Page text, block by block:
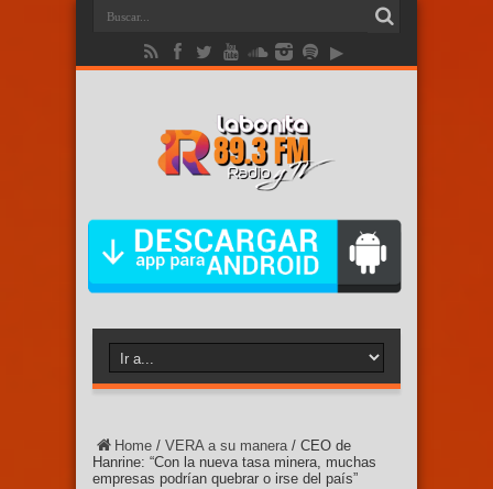
Home / VERA a su manera/ CEO de
Hanrine: “Con la nueva tasa minera, muchas
empresas podrían quebrar o irse del país”